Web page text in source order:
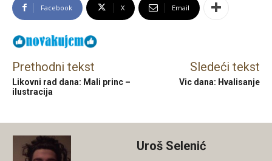
Facebook X Email
Prethodni tekst
Likovni rad dana: Mali princ –
ilustracija
Sledeći tekst
Vic dana: Hvalisanje
Uroš Selenić